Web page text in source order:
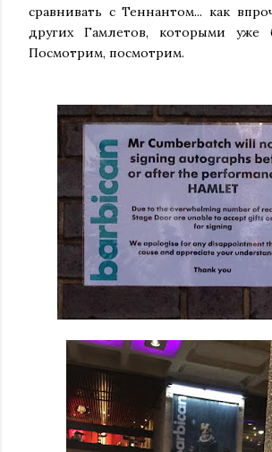
сравнивать с Теннантом... как
других Гамлетов, которыми уже
Посмотрим, посмотрим.